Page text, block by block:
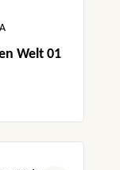
Welt 01